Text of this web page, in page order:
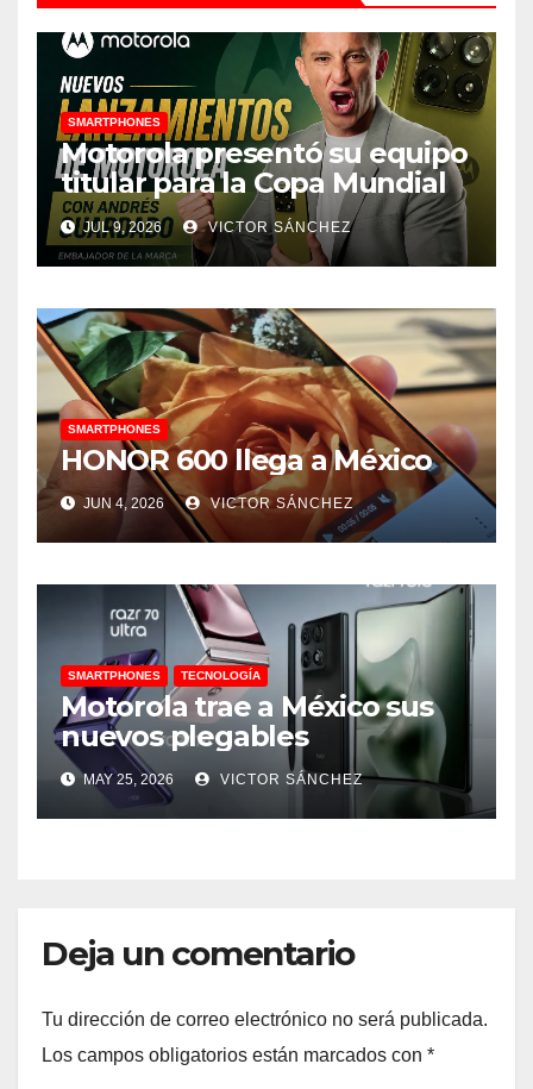
SMARTPHONES
Motorola presentó su equipo
titular para la Copa Mundial
de la FIFA 2026 con figuras
del fútbol de Latinoamérica
JUL 9, 2026 VICTOR SÁNCHEZ
SMARTPHONES
HONOR 600 llega a México
JUN 4, 2026 VICTOR SÁNCHEZ
SMARTPHONES TECNOLOGÍA
Motorola trae a México sus
nuevos plegables
MAY 25, 2026 VICTOR SÁNCHEZ
Deja un comentario
Tu dirección de correo electrónico no será publicada.
Los campos obligatorios están marcados con *